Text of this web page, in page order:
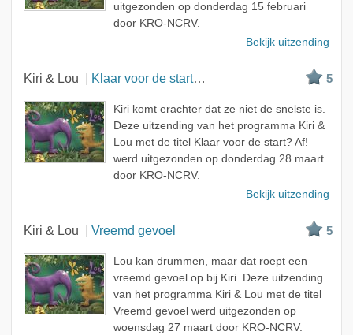
uitgezonden op donderdag 15 februari
door KRO-NCRV.
Bekijk uitzending
Kiri & Lou Klaar voor de start? Af! 5
Kiri komt erachter dat ze niet de snelste is.
Deze uitzending van het programma Kiri &
Lou met de titel Klaar voor de start? Af!
werd uitgezonden op donderdag 28 maart
door KRO-NCRV.
Bekijk uitzending
Kiri & Lou Vreemd gevoel 5
Lou kan drummen, maar dat roept een
vreemd gevoel op bij Kiri. Deze uitzending
van het programma Kiri & Lou met de titel
Vreemd gevoel werd uitgezonden op
woensdag 27 maart door KRO-NCRV.